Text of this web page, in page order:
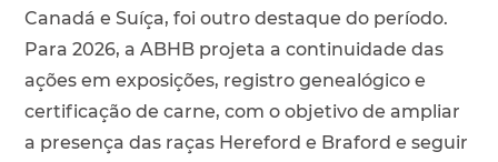
Canadá e Suíça, foi outro destaque do período.
Para 2026, a ABHB projeta a continuidade das
ações em exposições, registro genealógico e
certificação de carne, com o objetivo de ampliar
a presença das raças Hereford e Braford e seguir